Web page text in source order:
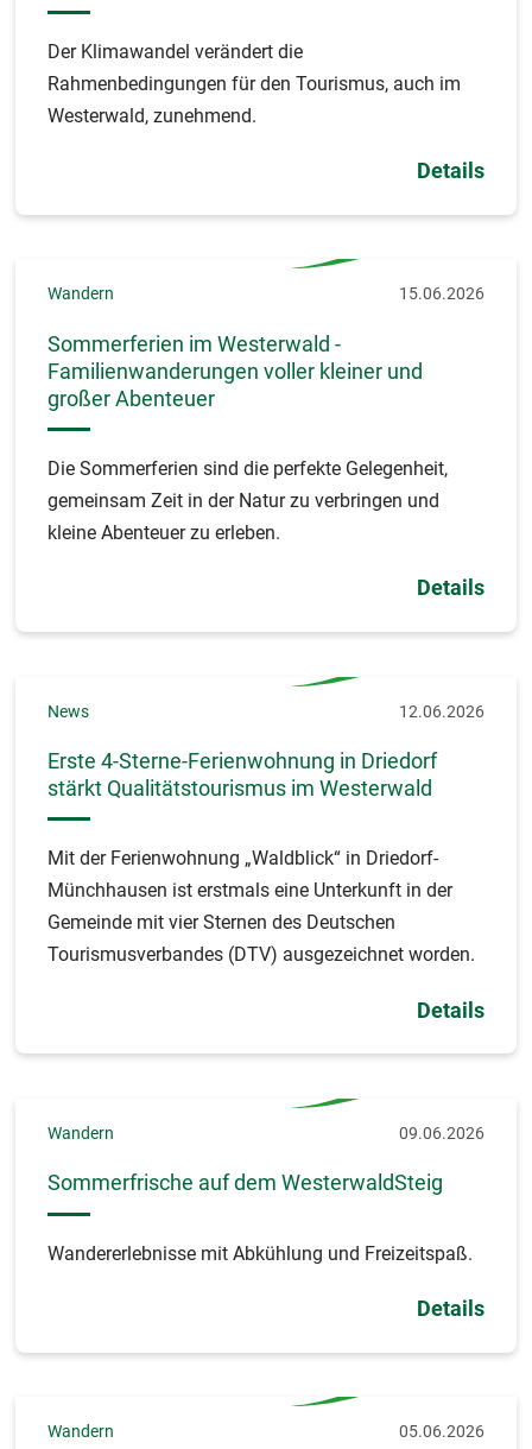
Der Klimawandel verändert die
Rahmenbedingungen für den Tourismus, auch im
Westerwald, zunehmend.
Details
Wandern 15.06.2026
Sommerferien im Westerwald -
Familienwanderungen voller kleiner und
großer Abenteuer
Die Sommerferien sind die perfekte Gelegenheit,
gemeinsam Zeit in der Natur zu verbringen und
kleine Abenteuer zu erleben.
Details
News 12.06.2026
Erste 4-Sterne-Ferienwohnung in Driedorf
stärkt Qualitätstourismus im Westerwald
Mit der Ferienwohnung „Waldblick“ in Driedorf-
Münchhausen ist erstmals eine Unterkunft in der
Gemeinde mit vier Sternen des Deutschen
Tourismusverbandes (DTV) ausgezeichnet worden.
Details
Wandern 09.06.2026
Sommerfrische auf dem WesterwaldSteig
Wandererlebnisse mit Abkühlung und Freizeitspaß.
Details
Wandern 05.06.2026